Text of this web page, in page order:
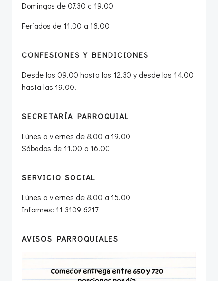
Domingos de 07.30 a 19.00
Feriados de 11.00 a 18.00
CONFESIONES Y BENDICIONES
Desde las 09.00 hasta las 12.30 y desde las 14.00
hasta las 19.00.
SECRETARÍA PARROQUIAL
Lúnes a viernes de 8.00 a 19.00
Sábados de 11.00 a 16.00
SERVICIO SOCIAL
Lúnes a viernes de 8.00 a 15.00
Informes: 11 3109 6217
AVISOS PARROQUIALES